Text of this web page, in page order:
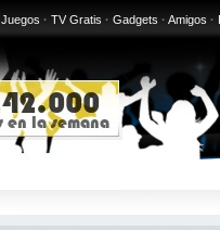
Juegos · TV Gratis · Gadgets · Amigos ·